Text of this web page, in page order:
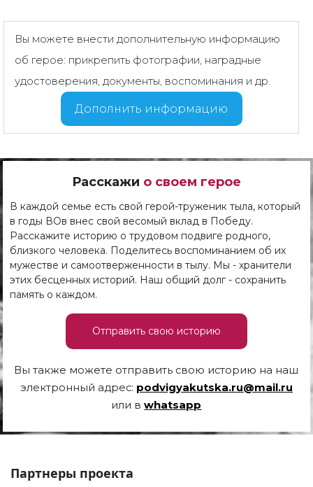
Вы можете внести дополнительную информацию
об герое: прикрепить фотографии, наградные
удостоверения, документы, воспоминания и др.
Дополнить информацию
Расскажи о своем герое
В каждой семье есть свой герой-труженик тыла, который
в годы ВОв внес свой весомый вклад в Победу.
Расскажите историю о трудовом подвиге родного,
близкого человека. Поделитесь воспоминанием об их
мужестве и самоотверженности в тылу. Мы - хранители
этих бесценных историй. Наш общий долг - сохранить
память о каждом.
Отправить свою историю
Вы также можете отправить свою историю на наш
электронный адрес: podvigyakutska.ru@mail.ru
или вwhatsapp
Партнеры проекта